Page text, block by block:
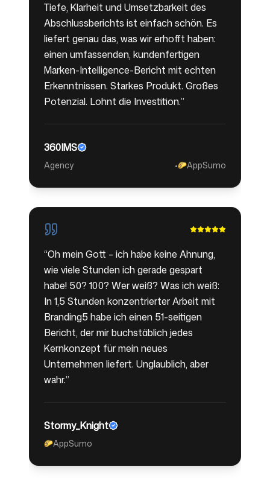
Tiefe, Klarheit und Umsetzbarkeit des
Abschlussberichts ist einfach schön. Es
liefert genau das, was wir erhofft haben:
einen umfassenden, kundenfertigen
Marken-Intelligence-Bericht mit echten
Erkenntnissen. Starkes Produkt. Großes
Potenzial. Lohnt die Investition.”
360IMS
Agency •🌮AppSumo
“Oh mein Gott – ich habe keine Ahnung,
wie viele Stunden ich gerade gespart
habe! 50? 100? Wer weiß? Was ich weiß:
In 1,5 Stunden konzentrierter Arbeit mit
Branding5 habe ich einen 51-seitigen
Bericht, der mir buchstäblich jedes
Kernkonzept für mein neues
Unternehmen liefert. Unglaublich, aber
wahr.”
Stormy_Knight
🌮AppSumo